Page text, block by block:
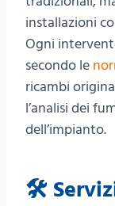
installazioni
Ogni
secondo le
ricambi
l’analisi dei
dell’impianto.
🛠️